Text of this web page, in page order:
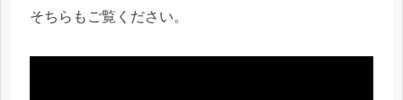
そちらもご覧ください。